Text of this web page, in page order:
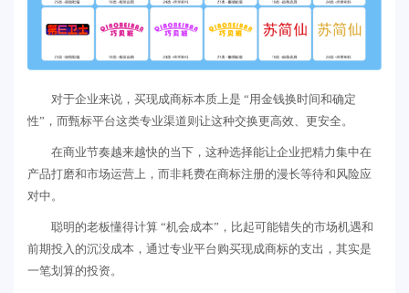
对于企业来说，买现成商标本质上是 “用金钱换时间和确定
性”，而甄标平台这类专业渠道则让这种交换更高效、更安全。
在商业节奏越来越快的当下，这种选择能让企业把精力集中在
产品打磨和市场运营上，而非耗费在商标注册的漫长等待和风险应
对中。
聪明的老板懂得计算 “机会成本”，比起可能错失的市场机遇和
前期投入的沉没成本，通过专业平台购买现成商标的支出，其实是
一笔划算的投资。